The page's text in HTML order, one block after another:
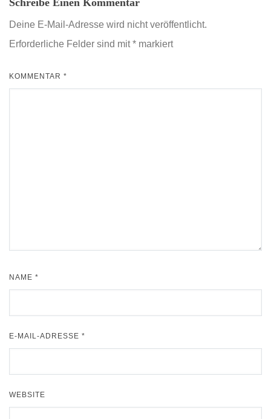
Deine E-Mail-Adresse wird nicht veröffentlicht.
Erforderliche Felder sind mit* markiert
KOMMENTAR *
NAME *
E-MAIL-ADRESSE *
WEBSITE